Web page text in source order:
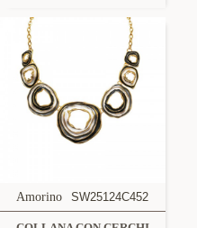
Amorino SW25124C452